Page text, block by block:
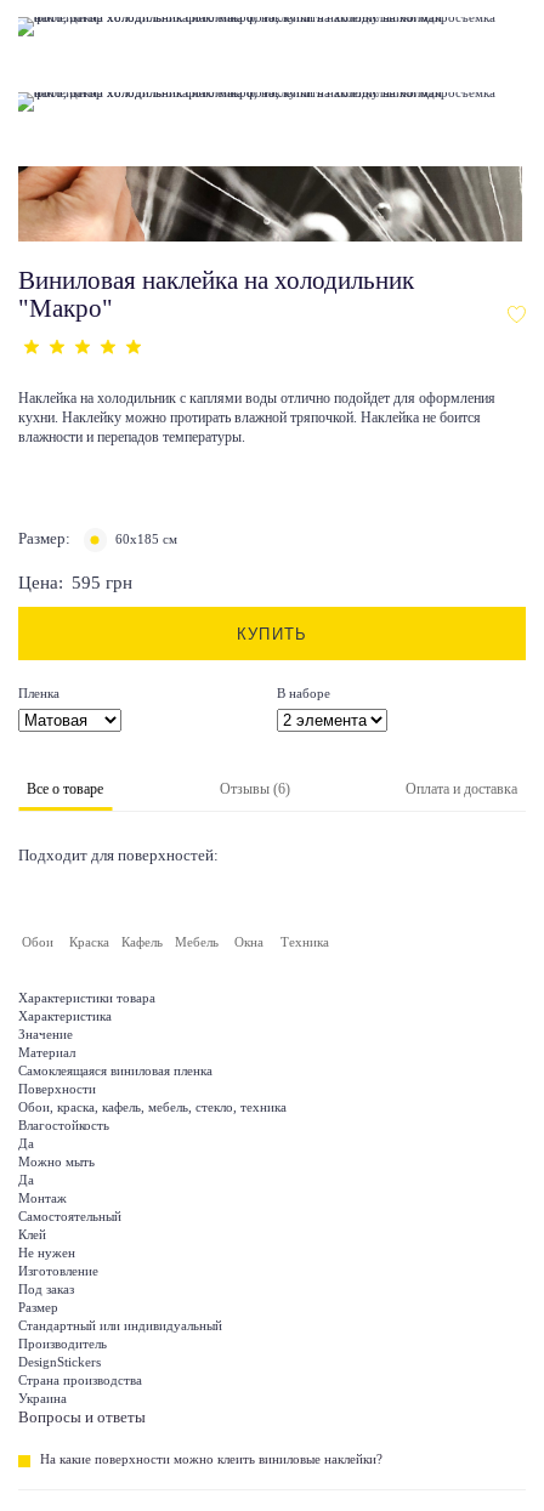
Виниловая наклейка на холодильник
"Макро"
Наклейка на холодильник с каплями воды отлично подойдет для оформления
кухни. Наклейку можно протирать влажной тряпочкой. Наклейка не боится
влажности и перепадов температуры.
Размер: 60x185 см
Цена: 595 грн
КУПИТЬ
Пленка В наборе
Все о товаре Отзывы (6) Оплата и доставка
Подходит для поверхностей:
Обои Краска Кафель Мебель Окна Техника
Характеристики товара
Характеристика
Значение
Материал
Самоклеящаяся виниловая пленка
Поверхности
Обои, краска, кафель, мебель, стекло, техника
Влагостойкость
Да
Можно мыть
Да
Монтаж
Самостоятельный
Клей
Не нужен
Изготовление
Под заказ
Размер
Стандартный или индивидуальный
Производитель
DesignStickers
Страна производства
Украина
Вопросы и ответы
На какие поверхности можно клеить виниловые наклейки?